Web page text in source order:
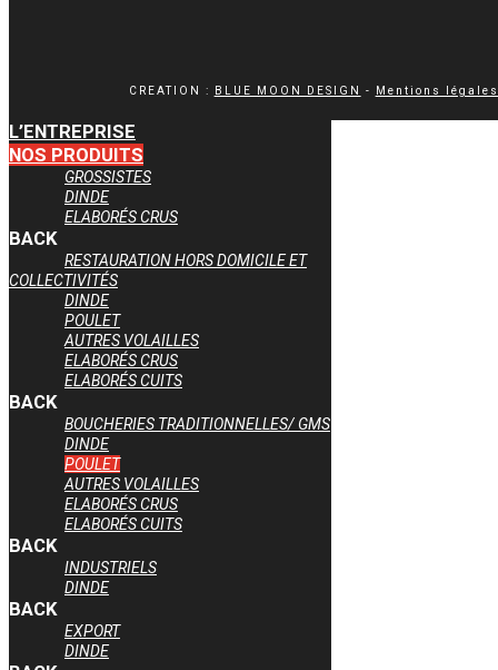
CREATION : BLUE MOON DESIGN - Mentions légales
L’ENTREPRISE
NOS PRODUITS
GROSSISTES
DINDE
ELABORÉS CRUS
BACK
RESTAURATION HORS DOMICILE ET
COLLECTIVITÉS
DINDE
POULET
AUTRES VOLAILLES
ELABORÉS CRUS
ELABORÉS CUITS
BACK
BOUCHERIES TRADITIONNELLES/ GMS
DINDE
POULET
AUTRES VOLAILLES
ELABORÉS CRUS
ELABORÉS CUITS
BACK
INDUSTRIELS
DINDE
BACK
EXPORT
DINDE